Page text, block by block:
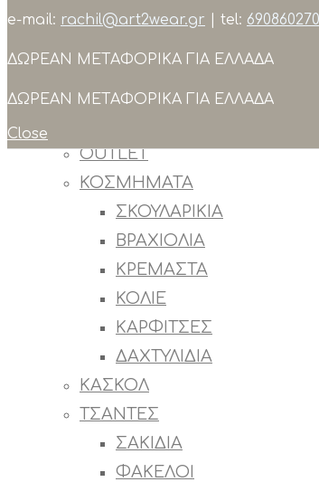
Search
ΣΥΛΛΟΓΕΣ
ΠΡΟΙΟΝΤΑ
OUTLET
ΚΟΣΜΗΜΑΤΑ
ΣΚΟΥΛΑΡΙΚΙΑ
ΒΡΑΧΙΟΛΙΑ
ΚΡΕΜΑΣΤΑ
ΚΟΛΙΕ
ΚΑΡΦΙΤΣΕΣ
ΔΑΧΤΥΛΙΔΙΑ
ΚΑΣΚΟΛ
ΤΣΑΝΤΕΣ
ΣΑΚΙΔΙΑ
ΦΑΚΕΛΟΙ
e-mail: rachil@art2wear.gr | tel:
ΔΩΡΕΑΝ ΜΕΤΑΦΟΡΙΚΑ ΓΙΑ ΕΛΛΑΔΑ
ΔΩΡΕΑΝ ΜΕΤΑΦΟΡΙΚΑ ΓΙΑ ΕΛΛΑΔΑ
Close